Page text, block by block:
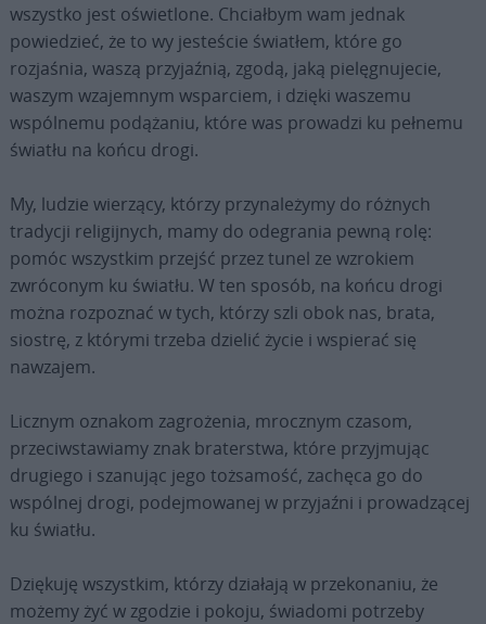
wszystko jest oświetlone. Chciałbym wam jednak
powiedzieć, że to wy jesteście światłem, które go
rozjaśnia, waszą przyjaźnią, zgodą, jaką pielęgnujecie,
waszym wzajemnym wsparciem, i dzięki waszemu
wspólnemu podążaniu, które was prowadzi ku pełnemu
światłu na końcu drogi.
My, ludzie wierzący, którzy przynależymy do różnych
tradycji religijnych, mamy do odegrania pewną rolę:
pomóc wszystkim przejść przez tunel ze wzrokiem
zwróconym ku światłu. W ten sposób, na końcu drogi
można rozpoznać w tych, którzy szli obok nas, brata,
siostrę, z którymi trzeba dzielić życie i wspierać się
nawzajem.
Licznym oznakom zagrożenia, mrocznym czasom,
przeciwstawiamy znak braterstwa, które przyjmując
drugiego i szanując jego tożsamość, zachęca go do
wspólnej drogi, podejmowanej w przyjaźni i prowadzącej
ku światłu.
Dziękuję wszystkim, którzy działają w przekonaniu, że
możemy żyć w zgodzie i pokoju, świadomi potrzeby